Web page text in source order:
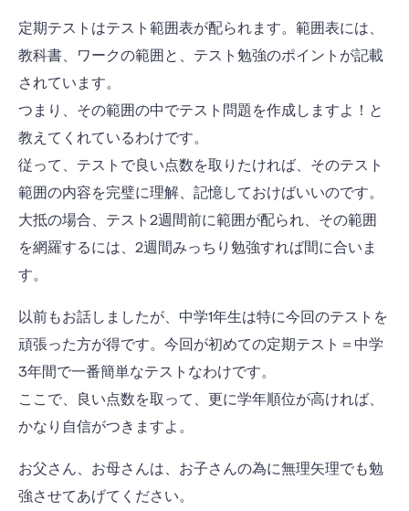
定期テストはテスト範囲表が配られます。範囲表には、
教科書、ワークの範囲と、テスト勉強のポイントが記載
されています。
つまり、その範囲の中でテスト問題を作成しますよ！と
教えてくれているわけです。
従って、テストで良い点数を取りたければ、そのテスト
範囲の内容を完璧に理解、記憶しておけばいいのです。
大抵の場合、テスト2週間前に範囲が配られ、その範囲
を網羅するには、2週間みっちり勉強すれば間に合いま
す。
以前もお話しましたが、中学1年生は特に今回のテストを
頑張った方が得です。今回が初めての定期テスト＝中学
3年間で一番簡単なテストなわけです。
ここで、良い点数を取って、更に学年順位が高ければ、
かなり自信がつきますよ。
お父さん、お母さんは、お子さんの為に無理矢理でも勉
強させてあげてください。